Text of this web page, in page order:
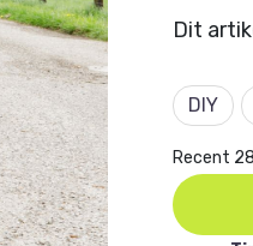
Dit
DIY
Recent